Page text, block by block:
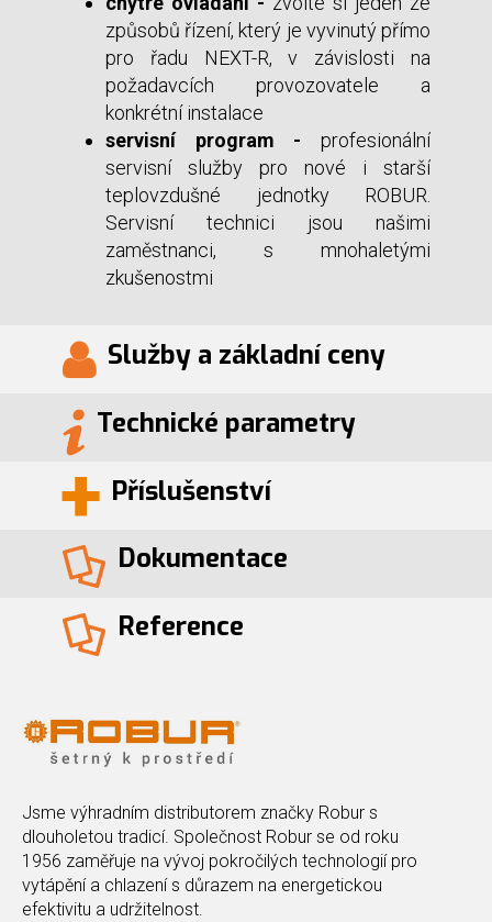
způsobů řízení, který je vyvinutý přímo
pro řadu NEXT-R, v závislosti na
požadavcích provozovatele a
konkrétní instalace
servisní program - profesionální
servisní služby pro nové i starší
teplovzdušné jednotky ROBUR.
Servisní technici jsou našimi
zaměstnanci, s mnohaletými
zkušenostmi
Služby a základní ceny
Technické parametry
Příslušenství
Dokumentace
Reference
Jsme výhradním distributorem značky Robur s
dlouholetou tradicí. Společnost Robur se od roku
1956 zaměřuje na vývoj pokročilých technologií pro
vytápění a chlazení s důrazem na energetickou
efektivitu a udržitelnost.